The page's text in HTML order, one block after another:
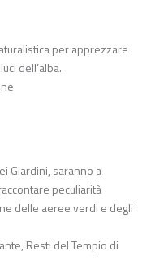
per apprezzare
dell’alba.
Giardini, saranno a
peculiarità
delle aeree verdi e degli
Resti del Tempio di